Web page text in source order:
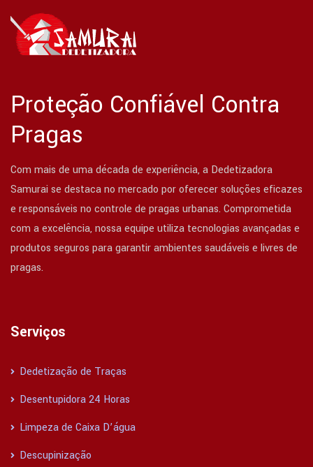
Proteção Confiável Contra
Pragas
Com mais de uma década de experiência, a Dedetizadora
Samurai se destaca no mercado por oferecer soluções eficazes
e responsáveis no controle de pragas urbanas. Comprometida
com a excelência, nossa equipe utiliza tecnologias avançadas e
produtos seguros para garantir ambientes saudáveis e livres de
pragas.
Serviços
Dedetização de Traças
Desentupidora 24 Horas
Limpeza de Caixa D’água
Descupinização